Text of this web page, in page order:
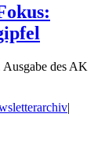
des AK
|